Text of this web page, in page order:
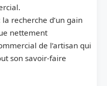
la recherche d’un gain
nettement
de l’artisan qui
son savoir-faire